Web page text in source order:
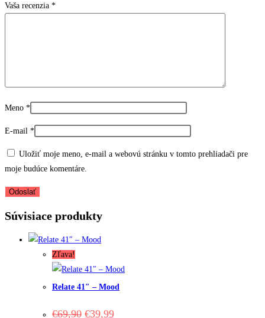
Vaša recenzia *
Meno *
E-mail *
Uložiť moje meno, e-mail a webovú stránku v tomto prehliadači pre
moje budúce komentáre.
Súvisiace produkty
Zľava!
Relate 41″ – Mood
€69,90 Original
€39,99Current